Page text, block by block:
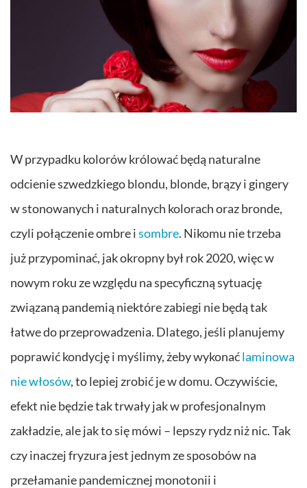
W przypadku kolorów królować będą naturalne
odcienie szwedzkiego blondu, blonde, brązy i gingery
w stonowanych i naturalnych kolorach oraz bronde,
czyli połączenie ombre isombre. Nikomu nie trzeba
już przypominać, jak okropny był rok 2020, więc w
nowym roku ze względu na specyficzną sytuację
związaną pandemią niektóre zabiegi nie będą tak
łatwe do przeprowadzenia. Dlatego, jeśli planujemy
poprawić kondycję i myślimy, żeby wykonaćlaminowa
nie włosów, to lepiej zrobić je w domu. Oczywiście,
efekt nie będzie tak trwały jak w profesjonalnym
zakładzie, ale jak to się mówi – lepszy rydz niż nic. Tak
czy inaczej fryzura jest jednym ze sposobów na
przełamanie pandemicznej monotonii i